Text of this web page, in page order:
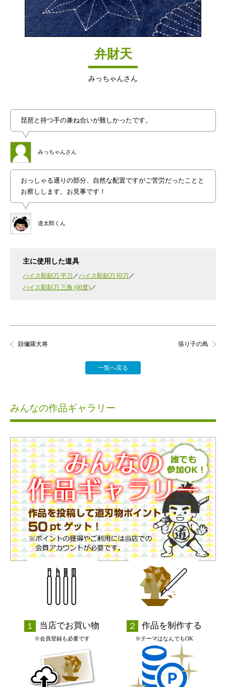
弁財天
みっちゃんさん
みっちゃんさん
琵琶と持つ手の兼ね合いが難しかったです。
道太郎くん
おっしゃる通りの部分、自然な配置ですがご苦労だったことと
お察しします。お見事です！
主に使用した道具
ハイス彫刻刀 平刀
ハイス彫刻刀 印刀
ハイス彫刻刀 三角 (60度)
頞儞羅大将
一覧へ戻る
張り子の鳥
みんなの作品ギャラリー
当店でお買い物
※会員登録も必要です
作品を制作する
※テーマはなんでもOK